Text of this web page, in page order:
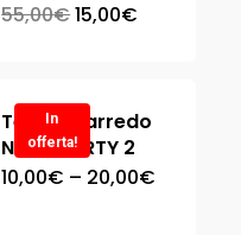
55,00€15,00€
In
offerta!
Tessuto arredo
NEW LIBERTY 2
10,00€ – 20,00€